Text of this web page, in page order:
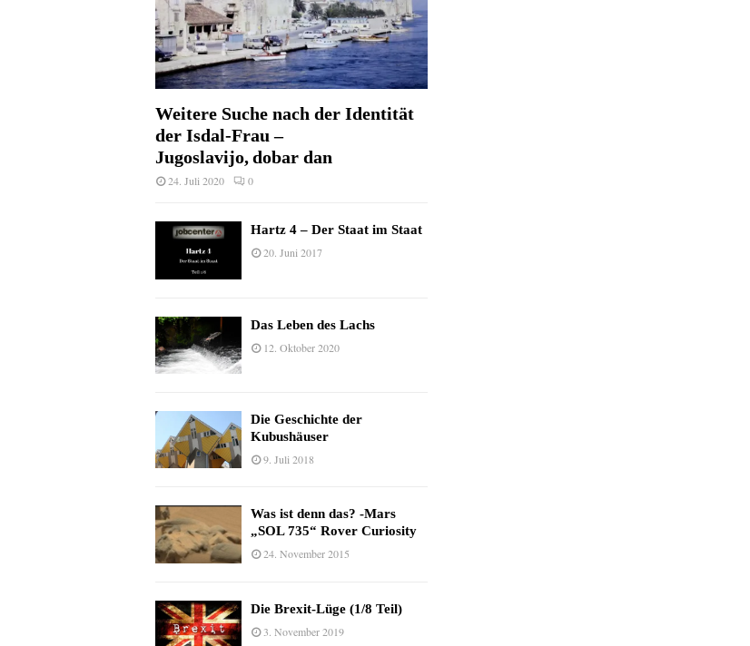
Weitere Suche nach der Identität
der Isdal-Frau –
Jugoslavijo, dobar dan
24. Juli 2020 0
Hartz 4 – Der Staat im Staat
20. Juni 2017
Das Leben des Lachs
12. Oktober 2020
Die Geschichte der
Kubushäuser
9. Juli 2018
Was ist denn das? -Mars
„SOL 735“ Rover Curiosity
24. November 2015
Die Brexit-Lüge (1/8 Teil)
3. November 2019